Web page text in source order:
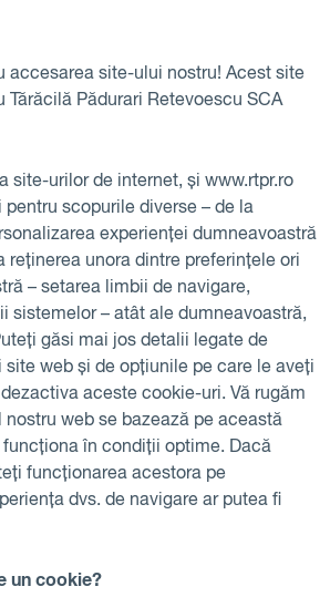
accesarea site-ului nostru! Acest site
Tărăcilă Pădurari Retevoescu SCA
site-urilor de internet, și www.rtpr.ro
scopurile diverse – de la
experienței dumneavoastră
reținerea unora dintre preferințele ori
– setarea limbii de navigare,
sistemelor – atât ale dumneavoastră,
găsi mai jos detalii legate de
web și de opțiunile pe care le aveți
aceste cookie-uri. Vă rugăm
web se bazează pe această
în condiții optime. Dacă
funcționarea acestora pe
dvs. de navigare ar putea fi
un cookie?